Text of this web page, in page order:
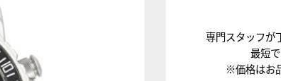
専門スタッフが
最短
※価格はお